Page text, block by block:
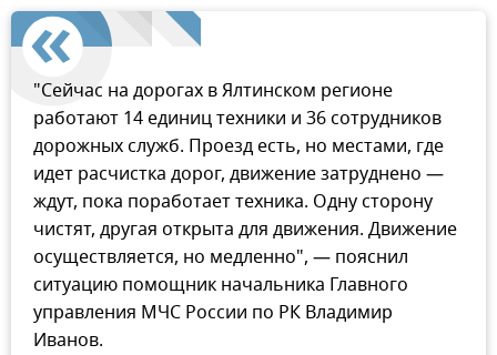
"Сейчас на дорогах в Ялтинском регионе
работают 14 единиц техники и 36 сотрудников
дорожных служб. Проезд есть, но местами, где
идет расчистка дорог, движение затруднено —
ждут, пока поработает техника. Одну сторону
чистят, другая открыта для движения. Движение
осуществляется, но медленно", — пояснил
ситуацию помощник начальника Главного
управления МЧС России по РК Владимир
Иванов.